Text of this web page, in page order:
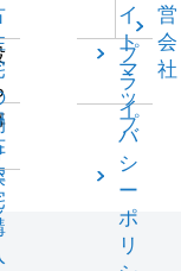
イ
ト
マ
ッ
プ
営
会
社
プ
ラ
イ
バ
シ
ー
ポ
リ